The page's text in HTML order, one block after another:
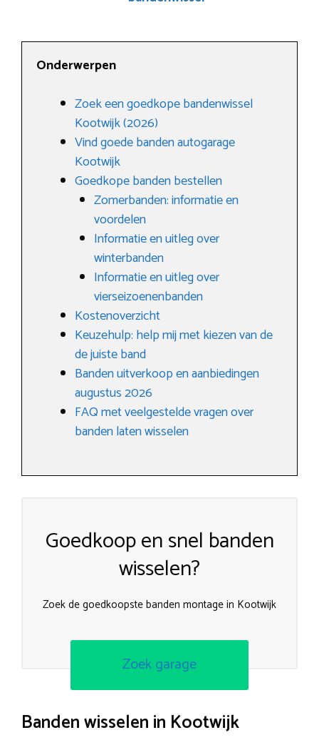
Onderwerpen
Zoek een goedkope bandenwissel
Kootwijk (2026)
Vind goede banden autogarage
Kootwijk
Goedkope banden bestellen
Zomerbanden: informatie en
voordelen
Informatie en uitleg over
winterbanden
Informatie en uitleg over
vierseizoenenbanden
Kostenoverzicht
Keuzehulp: help mij met kiezen van de
de juiste band
Banden uitverkoop en aanbiedingen
augustus 2026
FAQ met veelgestelde vragen over
banden laten wisselen
Goedkoop en snel banden
wisselen?
Zoek de goedkoopste banden montage in Kootwijk
Zoek garage
Banden wisselen in Kootwijk